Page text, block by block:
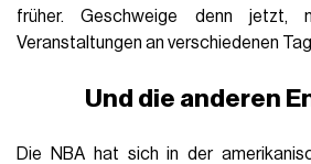
früher. Geschweige denn jetzt,
Veranstaltungen an verschiedenen
Und die anderen
Die NBA hat sich in der